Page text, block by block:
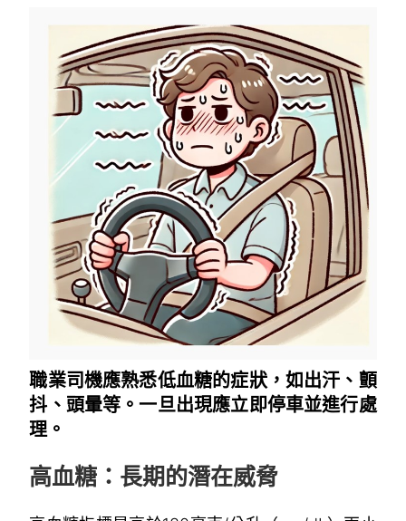
職業司機應熟悉低血糖的症狀，如出汗、顫
抖、頭暈等。一旦出現應立即停車並進行處
理。
高血糖：長期的潛在威脅